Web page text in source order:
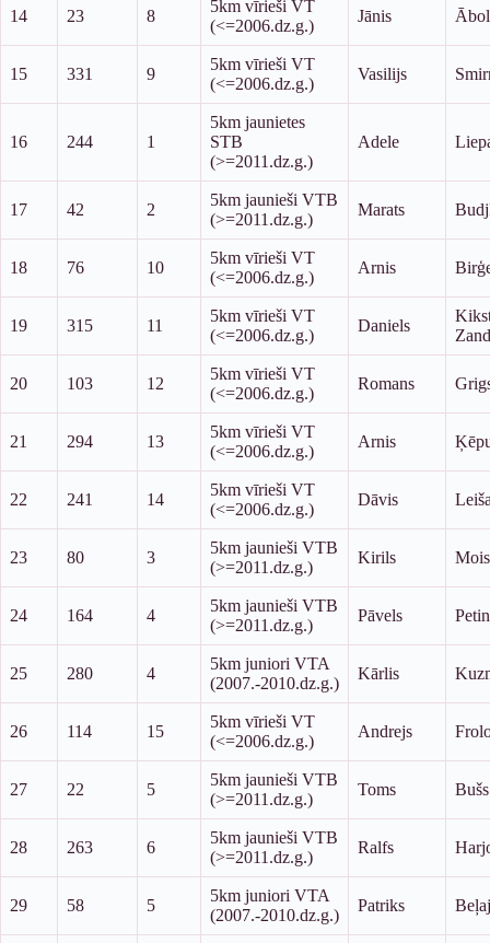
14 23 8
5km vīrieši VT
(<=2006.dz.g.)
Jānis
15 331 9
5km vīrieši VT
(<=2006.dz.g.)
Vasilijs
16 244 1
5km jaunietes
STB
(>=2011.dz.g.)
Adele
17 42 2
5km jaunieši VTB
(>=2011.dz.g.)
Marats
18 76 10
5km vīrieši VT
(<=2006.dz.g.)
Arnis
19 315 11
5km vīrieši VT
(<=2006.dz.g.)
Daniels
20 103 12
5km vīrieši VT
(<=2006.dz.g.)
Romans
21 294 13
5km vīrieši VT
(<=2006.dz.g.)
Arnis
22 241 14
5km vīrieši VT
(<=2006.dz.g.)
Dāvis
23 80 3
5km jaunieši VTB
(>=2011.dz.g.)
Kirils
24 164 4
5km jaunieši VTB
(>=2011.dz.g.)
Pāvels
25 280 4
5km juniori VTA
(2007.-2010.dz.g.)
Kārlis
26 114 15
5km vīrieši VT
(<=2006.dz.g.)
Andrejs
27 22 5
5km jaunieši VTB
(>=2011.dz.g.)
Toms Bušs
28 263 6
5km jaunieši VTB
(>=2011.dz.g.)
Ralfs
29 58 5
5km juniori VTA
(2007.-2010.dz.g.)
Patriks